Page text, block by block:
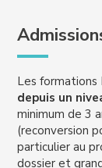
Les
depuis un
minimum de 3
(reconversion
particulier au
dossier et